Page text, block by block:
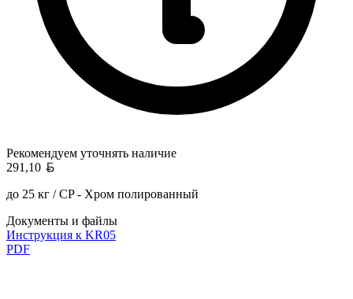
Рекомендуем уточнять наличие
291,10
до 25 кг / CP - Хром полированный
Документы и файлы
Инструкция к KR05
PDF